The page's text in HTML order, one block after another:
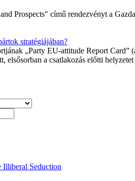
Prospects" című rendezvényt a
stratégiájában?
„Party EU-attitude Report
elsősorban a csatlakozás előtti
Illiberal Seduction